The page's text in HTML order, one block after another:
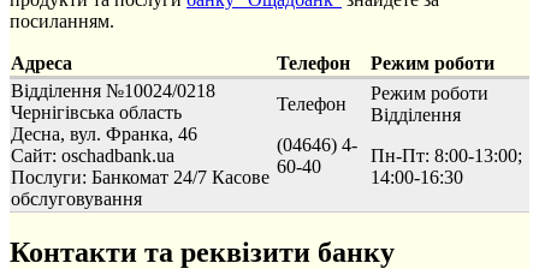
посиланням.
Адреса Телефон
Режим роботи
Відділення №10024/0218
Чернігівська область
Десна, вул. Франка, 46
Сайт: oschadbank.ua
Послуги: Банкомат 24/7 Касове
обслуговування
Телефон
(04646) 4-
60-40
Режим роботи
Відділення
Пн-Пт: 8:00-13:00;
14:00-16:30
Контакти та реквізити банку